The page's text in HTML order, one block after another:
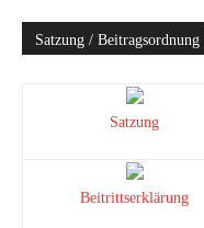
Satzung /
Satzung
Beitrittserklärung